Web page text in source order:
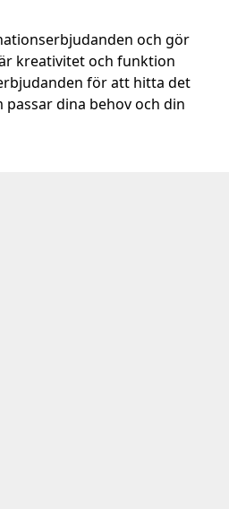
och gör
kreativitet och funktion
för att hitta det
dina behov och din